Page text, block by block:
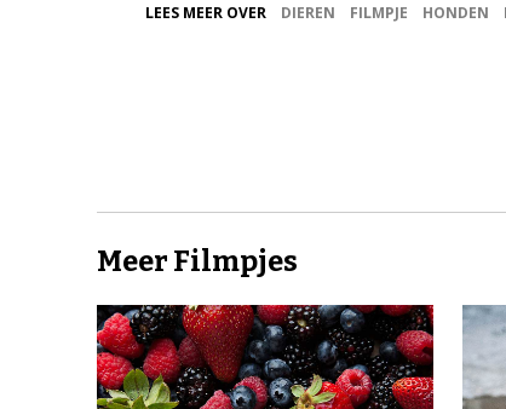
LEES MEER OVER DIEREN FILMPJE HONDEN
Meer Filmpjes